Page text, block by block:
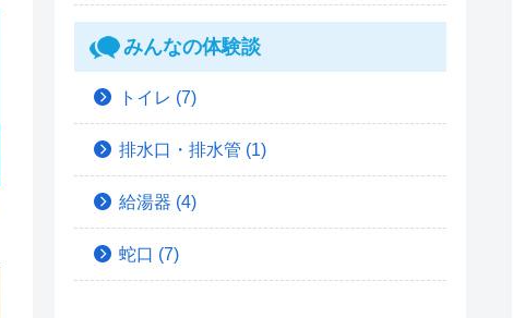
みんなの体験談
トイレ (7)
排水口・排水管 (1)
給湯器 (4)
蛇口 (7)